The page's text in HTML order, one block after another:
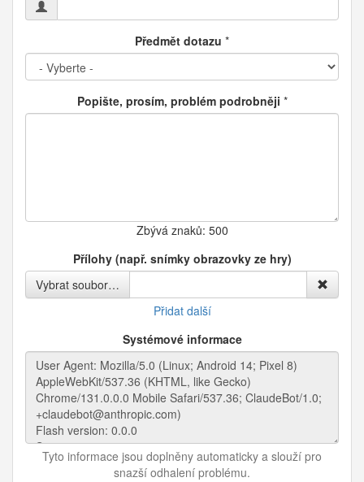
Předmět dotazu *
Popište, prosím, problém podrobněji *
Zbývá znaků: 500
Přílohy (např. snímky obrazovky ze hry)
Vybrat soubor…
Přidat další
Systémové informace
Tyto informace jsou doplněny automaticky a slouží pro
snazší odhalení problému.